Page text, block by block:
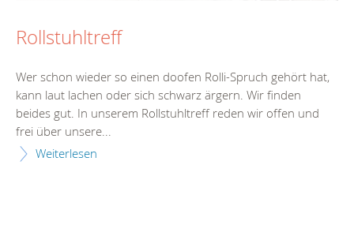
Rollstuhltreff
Wer schon wieder so einen doofen Rolli-Spruch gehört hat,
kann laut lachen oder sich schwarz ärgern. Wir finden
beides gut. In unserem Rollstuhltreff reden wir offen und
frei über unsere...
Weiterlesen